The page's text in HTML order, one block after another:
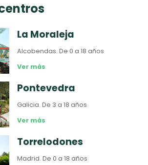
La Moraleja
Alcobendas.De 0 a 18 años
Ver más
Pontevedra
Galicia.De 3 a 18 años
Ver más
Torrelodones
Madrid.De 0 a 18 años